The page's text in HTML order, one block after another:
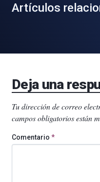
Artículos
Deja una
Tu dirección de correo
campos obligatorios están
Comentario *